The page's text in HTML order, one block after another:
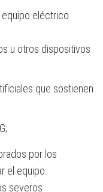
eléctrico
u otros dispositivos
que sostienen
por los
el equipo.
severos